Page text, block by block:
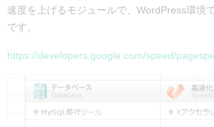
速度を上げるモジュールで、WordPress環境
です。
https://developers.google.com/speed/